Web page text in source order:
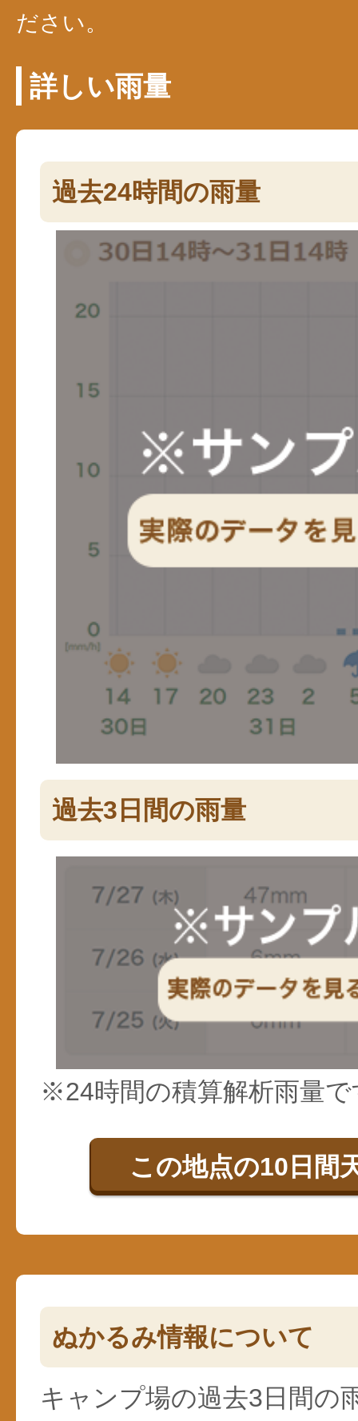
ださい。
詳しい雨量
過去24時間の雨量
過去3日間の雨量
※24時間の積算解析雨量で
この地点の10日間
ぬかるみ情報について
キャンプ場の過去3日間の